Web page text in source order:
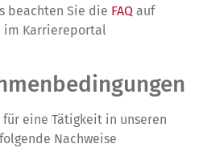
beachten Sie die FAQauf
im Karriereportal
eine Tätigkeit in unseren
Nachweise